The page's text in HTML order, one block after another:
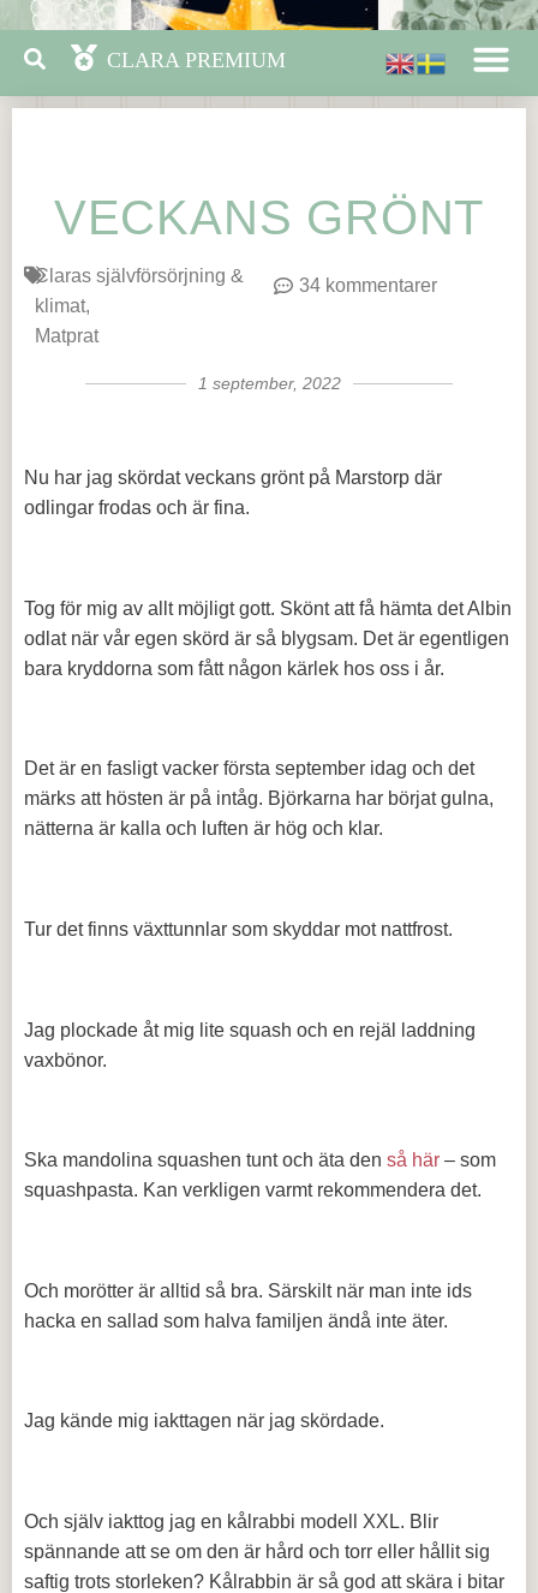
VECKANS GRÖNT
Claras självförsörjning &
klimat
Matprat
34 kommentarer
1 september, 2022
Nu har jag skördat veckans grönt på Marstorp där
odlingar frodas och är fina.
Tog för mig av allt möjligt gott. Skönt att få hämta det Albin
odlat när vår egen skörd är så blygsam. Det är egentligen
bara kryddorna som fått någon kärlek hos oss i år.
Det är en fasligt vacker första september idag och det
märks att hösten är på intåg. Björkarna har börjat gulna,
nätterna är kalla och luften är hög och klar.
Tur det finns växttunnlar som skyddar mot nattfrost.
Jag plockade åt mig lite squash och en rejäl laddning
vaxbönor.
Ska mandolina squashen tunt och äta den så här – som
squashpasta. Kan verkligen varmt rekommendera det.
Och morötter är alltid så bra. Särskilt när man inte ids
hacka en sallad som halva familjen ändå inte äter.
Jag kände mig iakttagen när jag skördade.
Och själv iakttog jag en kålrabbi modell XXL. Blir
spännande att se om den är hård och torr eller hållit sig
saftig trots storleken? Kålrabbin är så god att skära i bitar